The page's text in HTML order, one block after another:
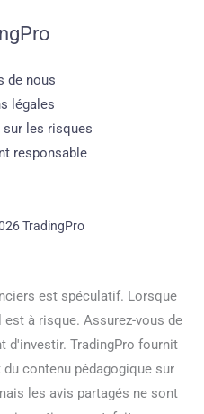
de nous
légales
les risques
responsable
TradingPro
est spéculatif. Lorsque
à risque. Assurez-vous de
d'investir. TradingPro fournit
contenu pédagogique sur
les avis partagés ne sont